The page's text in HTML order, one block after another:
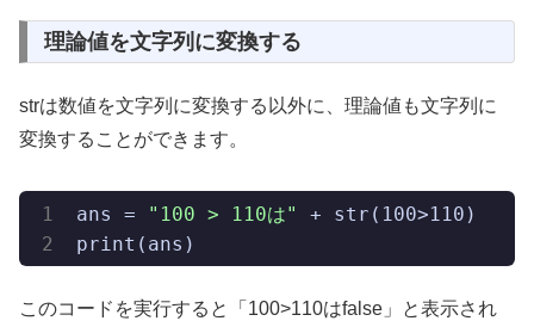
理論値を文字列に変換する
strは数値を文字列に変換する以外に、理論値も文字列に
変換することができます。
ans = "100 > 110は"
+ str(100>110)
print(ans)
このコードを実行すると「100>110はfalse」と表示され